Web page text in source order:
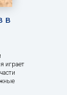
в
играет